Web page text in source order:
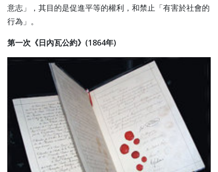
意志」，其目的是促進平等的權利，和禁止「有害於社會的
行為」。
第一次《日內瓦公約》(1864年)